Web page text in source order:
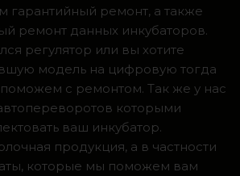
гарантийный ремонт, а также
ремонт данных инкубаторов.
регулятор или вы хотите
модель на цифровую тогда
с ремонтом. Так же у нас
которыми
ваш инкубатор.
продукция, а в частности
которые мы поможем вам